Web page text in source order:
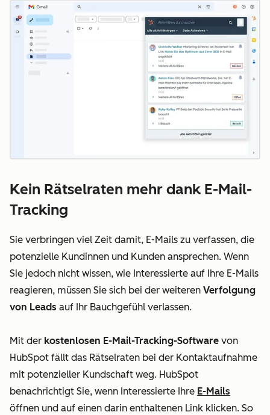
Kein Rätselraten mehr dank E-Mail-
Tracking
Sie verbringen viel Zeit damit, E-Mails zu verfassen, die
potenzielle Kundinnen und Kunden ansprechen. Wenn
Sie jedoch nicht wissen, wie Interessierte auf Ihre E-Mails
reagieren, müssen Sie sich bei der weiteren Verfolgung
von Leads auf Ihr Bauchgefühl verlassen.
Mit der kostenlosen E-Mail-Tracking-Software von
HubSpot fällt das Rätselraten bei der Kontaktaufnahme
mit potenzieller Kundschaft weg. HubSpot
benachrichtigt Sie, wenn Interessierte Ihre E-Mails
öffnen und auf einen darin enthaltenen Link klicken. So